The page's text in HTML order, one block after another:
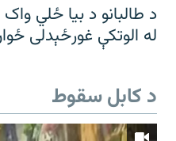
د طالبانو د بیا ځلي
له الوتکې غورځېدلی
د کابل سقوط